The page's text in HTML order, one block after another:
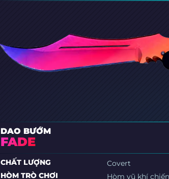
DAO BƯỚM
FADE
CHẤT LƯỢNG
Covert
HÒM TRÒ CHƠI
Hòm vũ khí